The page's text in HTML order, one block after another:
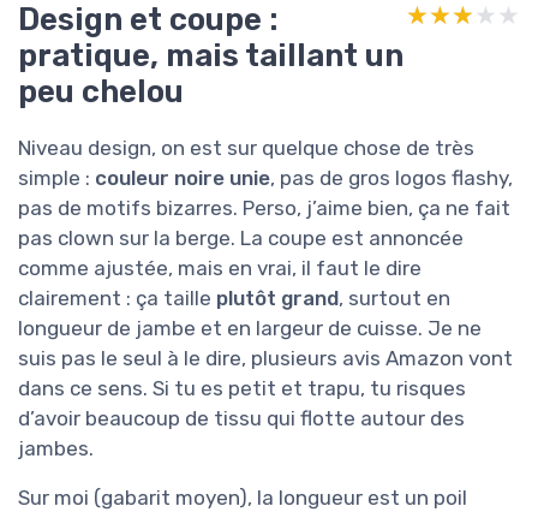
Design et coupe :
pratique, mais taillant un
peu chelou
★★★★★
★★★★★
Niveau design, on est sur quelque chose de très
simple : couleur noire unie, pas de gros logos flashy,
pas de motifs bizarres. Perso, j’aime bien, ça ne fait
pas clown sur la berge. La coupe est annoncée
comme ajustée, mais en vrai, il faut le dire
clairement : ça taille plutôt grand, surtout en
longueur de jambe et en largeur de cuisse. Je ne
suis pas le seul à le dire, plusieurs avis Amazon vont
dans ce sens. Si tu es petit et trapu, tu risques
d’avoir beaucoup de tissu qui flotte autour des
jambes.
Sur moi (gabarit moyen), la longueur est un poil